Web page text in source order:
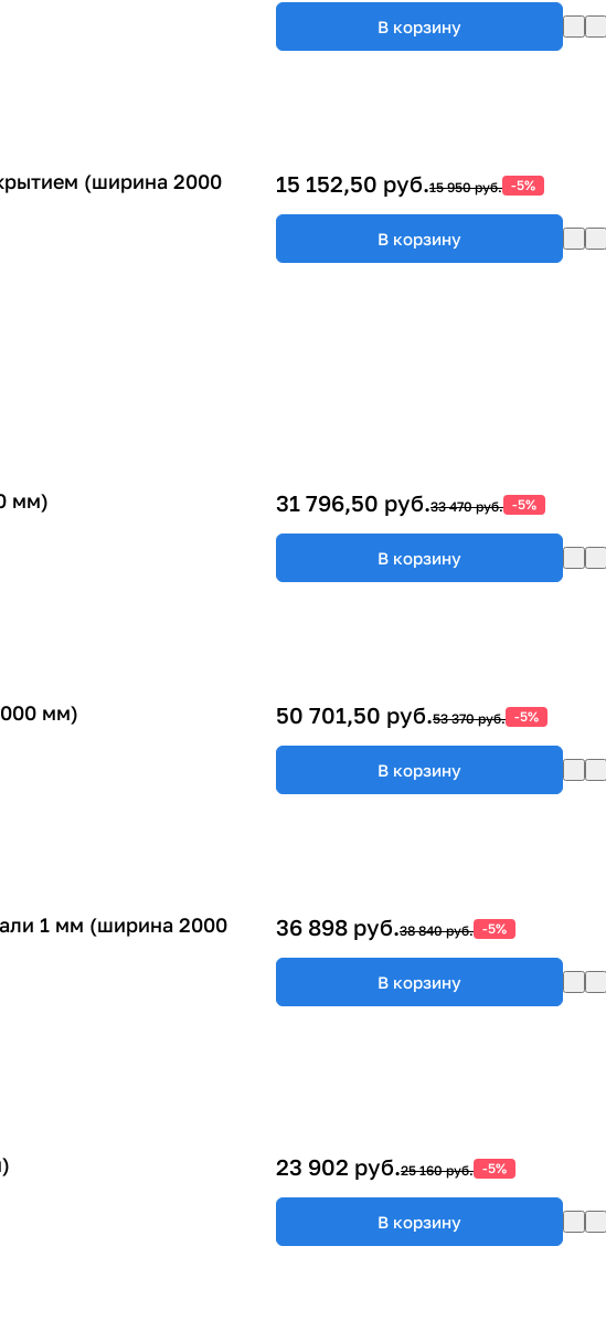
В корзину
(ширина 2000
15 152,50 руб.15 950 руб. -5%
В корзину
мм) 31 796,50 руб.33 470 руб. -5%
В корзину
мм) 50 701,50 руб.53 370 руб. -5%
В корзину
1 мм (ширина 2000
36 898 руб.38 840 руб. -5%
В корзину
23 902 руб.25 160 руб. -5%
В корзину